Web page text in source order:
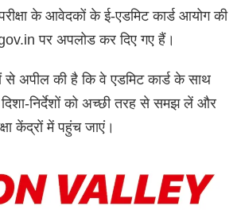
के आवेदकों के ई-एडमिट कार्ड आयोग की
पर अपलोड कर दिए गए हैं।
से अपील की है कि वे एडमिट कार्ड के साथ
निर्देशों को अच्छी तरह से समझ लें और
केंद्रों में पहुंच जाएं।